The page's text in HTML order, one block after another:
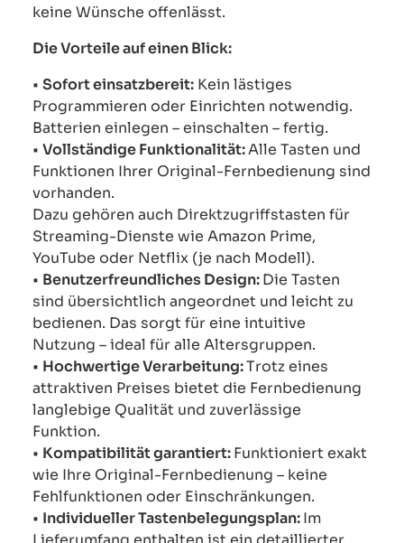
keine Wünsche offenlässt.
Die Vorteile auf einen Blick:
• Sofort einsatzbereit: Kein lästiges
Programmieren oder Einrichten notwendig.
Batterien einlegen – einschalten – fertig.
• Vollständige Funktionalität:Alle Tasten und
Funktionen Ihrer Original-Fernbedienung sind
vorhanden.
Dazu gehören auch Direktzugriffstasten für
Streaming-Dienste wie Amazon Prime,
YouTube oder Netflix (je nach Modell).
• Benutzerfreundliches Design:Die Tasten
sind übersichtlich angeordnet und leicht zu
bedienen. Das sorgt für eine intuitive
Nutzung – ideal für alle Altersgruppen.
• Hochwertige Verarbeitung:Trotz eines
attraktiven Preises bietet die Fernbedienung
langlebige Qualität und zuverlässige
Funktion.
• Kompatibilität garantiert:Funktioniert exakt
wie Ihre Original-Fernbedienung – keine
Fehlfunktionen oder Einschränkungen.
• Individueller Tastenbelegungsplan:Im